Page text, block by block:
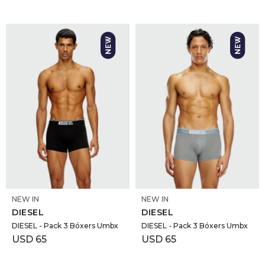
SELECCIONAR TALLE
NEW IN
DIESEL
DIESEL - Pack 3 Bóxers Umbx
USD 65
SELECCIONAR TALLE
NEW IN
DIESEL
DIESEL - Pack 3 Bóxers Umbx
USD 65